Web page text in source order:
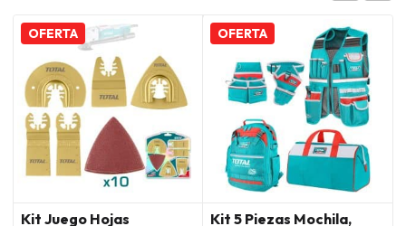
OFERTA
Kit Juego Hojas
OFERTA
Kit 5 Piezas Mochila,